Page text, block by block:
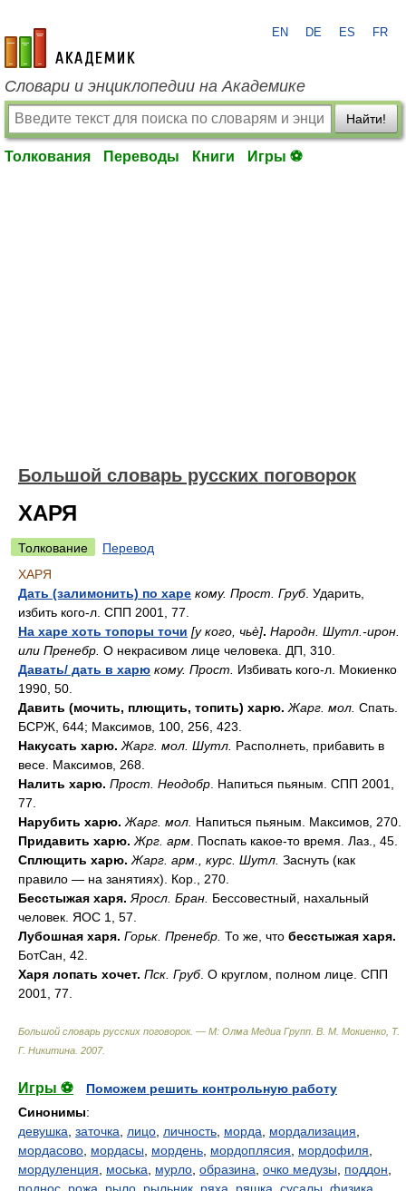
academic.ru
EN DE ES FR
Словари и энциклопедии на Академике
Найти!
Толкования Переводы Книги Игры ⚽
Большой словарь русских поговорок
ХАРЯ
Толкование
Перевод
ХАРЯ
Дать (залимонить) по харе кому. Прост. Груб. Ударить,
избить кого-л. СПП 2001, 77.
На харе хоть топоры точи [у кого, чьè]. Народн. Шутл.-ирон.
или Пренебр. О некрасивом лице человека. ДП, 310.
Давать/ дать в харю кому. Прост.
Избивать кого-л. Мокиенко
1990, 50.
Давить (мочить, плющить, топить) харю. Жарг. мол. Спать.
БСРЖ, 644; Максимов, 100, 256, 423.
Накусать харю. Жарг. мол. Шутл. Располнеть, прибавить в
весе. Максимов, 268.
Налить харю. Прост. Неодобр . Напиться пьяным. СПП 2001,
77.
Нарубить харю. Жарг. мол. Напиться пьяным. Максимов, 270.
Придавить харю. Жрг. арм . Поспать какое-то время. Лаз., 45.
Сплющить харю. Жарг. арм., курс. Шутл. Заснуть (как
правило — на занятиях). Кор., 270.
Бесстыжая харя. Яросл. Бран. Бессовестный, нахальный
человек. ЯОС 1, 57.
Лубошная харя. Горьк. Пренебр. То же, что бесстыжая харя.
БотСан, 42.
Харя лопать хочет. Пск. Груб. О круглом, полном лице. СПП
2001, 77.
Большой словарь русских поговорок. — М: Олма Медиа Групп В. М. Мокиенко, Т.
Г. Никитина 2007.
Игры ⚽
Поможем решить контрольную работу
Синонимы:
девушка заточка лицо личность морда мордализация
мордасово мордасы мордень мордоплясия мордофиля
мордуленция
моська мурло образина очко медузы поддон